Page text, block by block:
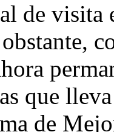
de visita
que
de